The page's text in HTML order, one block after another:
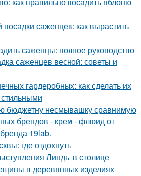
саженцев: как вырастить
саженцы: полное руководство
саженцев весной: советы и
гардеробных: как сделать их
бюджетну несмывашку сравнимую
брендов - крем - флюид от
19lab.
где отдохнуть
Линды в столице
в деревянных изделиях